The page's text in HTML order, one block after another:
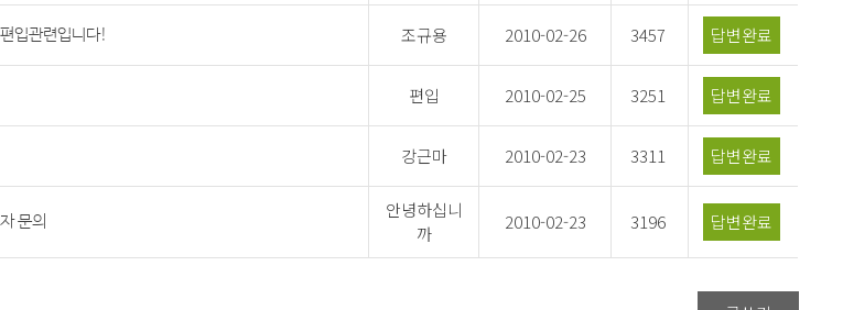
입관련입니다! 조규용 2010-02-26 3457 답변완료
편입 2010-02-25 3251 답변완료
강근마 2010-02-23 3311 답변완료
문의
안녕하십니
까
2010-02-23 3196 답변완료